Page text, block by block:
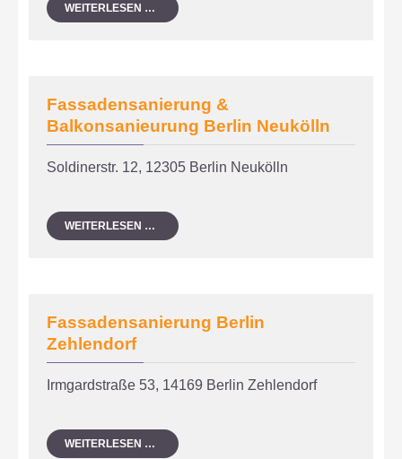
WEITERLESEN … FASSADENSANIERUNG
BERLIN
Fassadensanierung &
Balkonsanieurung Berlin Neukölln
Soldinerstr. 12, 12305 Berlin Neukölln
WEITERLESEN … FASSADENSANIERUNG
&
Fassadensanierung Berlin
Zehlendorf
Irmgardstraße 53, 14169 Berlin Zehlendorf
WEITERLESEN … FASSADENSANIERUNG